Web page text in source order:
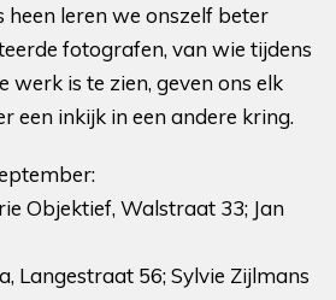
heen leren we onszelf beter
fotografen, van wie tijdens
werk is te zien, geven ons elk
een inkijk in een andere kring.
Objektief, Walstraat 33; Jan
Langestraat 56; Sylvie Zijlmans